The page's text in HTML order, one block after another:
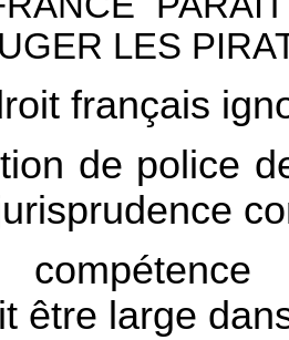
LES
français
de police
être large